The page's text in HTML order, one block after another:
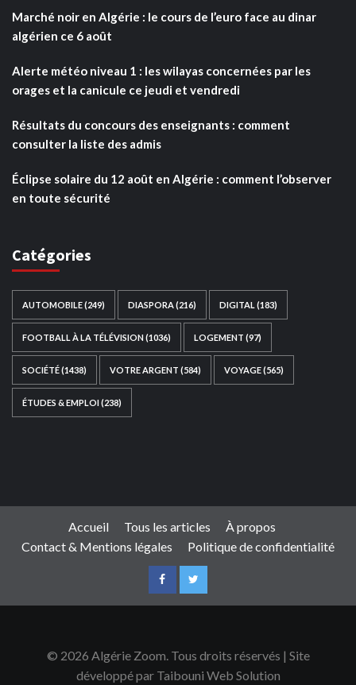
Marché noir en Algérie : le cours de l’euro face au dinar
algérien ce 6 août
Alerte météo niveau 1 : les wilayas concernées par les
orages et la canicule ce jeudi et vendredi
Résultats du concours des enseignants : comment
consulter la liste des admis
Éclipse solaire du 12 août en Algérie : comment l’observer
en toute sécurité
Catégories
AUTOMOBILE(249) DIASPORA (216) DIGITAL (183)
FOOTBALL À LA TÉLÉVISION(1036) LOGEMENT (97)
SOCIÉTÉ(1438) VOTRE ARGENT (584) VOYAGE(565)
ÉTUDES & EMPLOI(238)
Accueil Tous les articles
À propos
Contact & Mentions légales
Politique de confidentialité
© 2026 Algérie Zoom. Tous droits réservés | Site
développé par Taibouni Web Solution